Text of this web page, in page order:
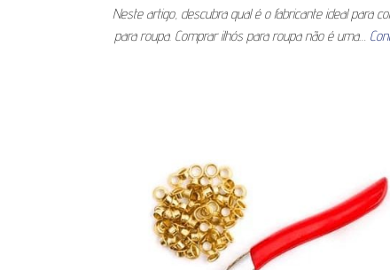
Neste artigo, descubra qual é o fabricante ideal para
para roupa. Comprar ilhós para roupa não é uma…